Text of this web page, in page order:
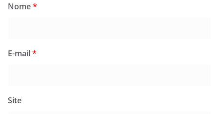
Nome*
E-mail*
Site